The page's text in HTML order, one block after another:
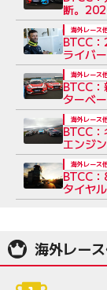
断。
BTCC
ライバ
海外レース
BTCC
ターベ
海外レース
BTCC
エンジ
海外レース
BTCC
タイヤ
海外レース
海外レー